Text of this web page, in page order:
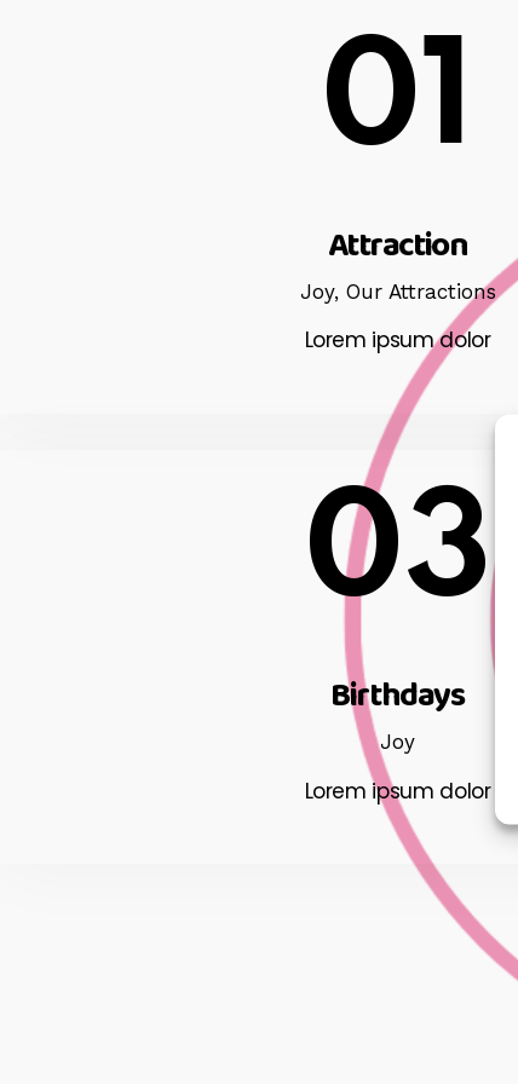
01
Attraction
Joy, Our Attractions
Lorem ipsum dolor
03
Birthdays
Joy
Lorem ipsum dolor